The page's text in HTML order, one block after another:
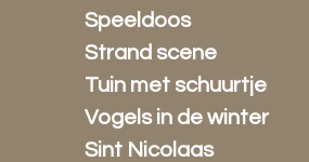
Speeldoos
Strand scene
Tuin met schuurtje
Vogels in de winter
Sint Nicolaas